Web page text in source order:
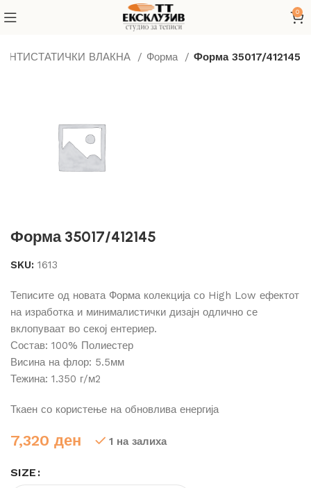
0
ВЛАКНА Форма Форма 35017/412145
Форма 35017/412145
SKU: 1613
Теписите од новата Форма колекција со High Low ефектот
на изработка и минималистички дизајн одлично се
вклопуваат во секој ентериер.
Состав: 100% Полиестер
Висина на флор: 5.5мм
Тежина: 1.350 г/м2
Ткаен со користење на обновлива енергија
7,320 ден 1 на залиха
SIZE